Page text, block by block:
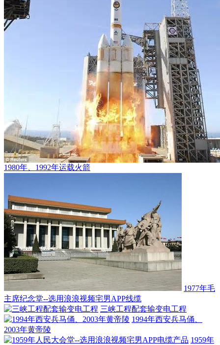
1980年、1992年运载火箭
1977年毛
主席纪念堂--选用浪浪视频宅男APP线缆
三峡工程配套输变电工程
1994年西安兵马俑、
2003年黄帝陵
1959年